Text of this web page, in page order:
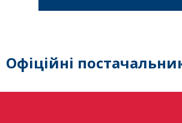
Офіційні